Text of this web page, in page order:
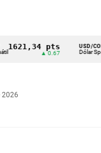
pts USD/COP
Dólar Spot ▲
2026